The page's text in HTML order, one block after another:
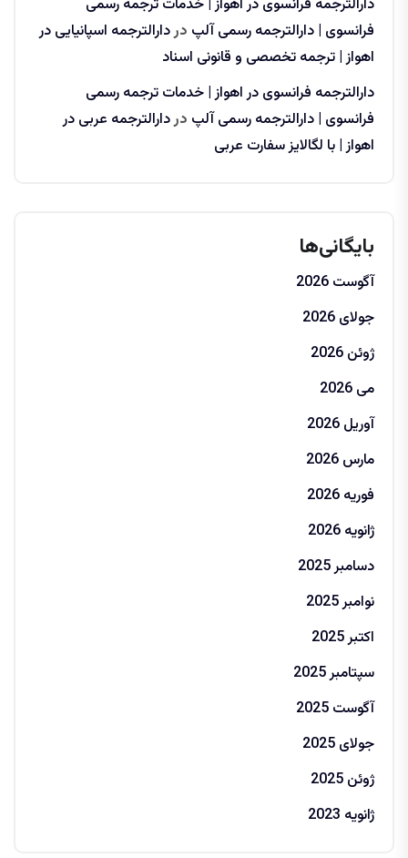
دارالترجمه فرانسوی در اهواز | خدمات ترجمه رسمی
فرانسوی | دارالترجمه رسمی آلپ دردارالترجمه اسپانیایی در
اهواز | ترجمه تخصصی و قانونی اسناد
دارالترجمه فرانسوی در اهواز | خدمات ترجمه رسمی
فرانسوی | دارالترجمه رسمی آلپ دردارالترجمه عربی در
اهواز | با لگالایز سفارت عربی
بایگانی‌ها
آگوست 2026
جولای 2026
ژوئن 2026
می 2026
آوریل 2026
مارس 2026
فوریه 2026
ژانویه 2026
دسامبر 2025
نوامبر 2025
اکتبر 2025
سپتامبر 2025
آگوست 2025
جولای 2025
ژوئن 2025
ژانویه 2023